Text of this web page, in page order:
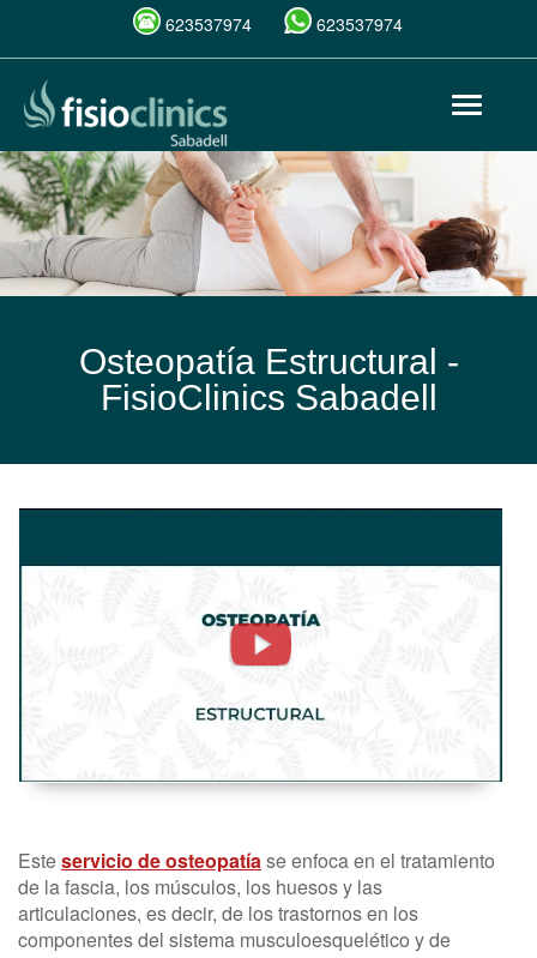
Pasar
contenido
principal
623537974 623537974
Toggle
Osteopatía Estructural -
FisioClinics Sabadell
Osteopatía
Estructural
Esteservicio de osteopatíase enfoca en el tratamiento
de la fascia, los músculos, los huesos y las
articulaciones, es decir, de los trastornos en los
componentes del sistema musculoesquelético y de